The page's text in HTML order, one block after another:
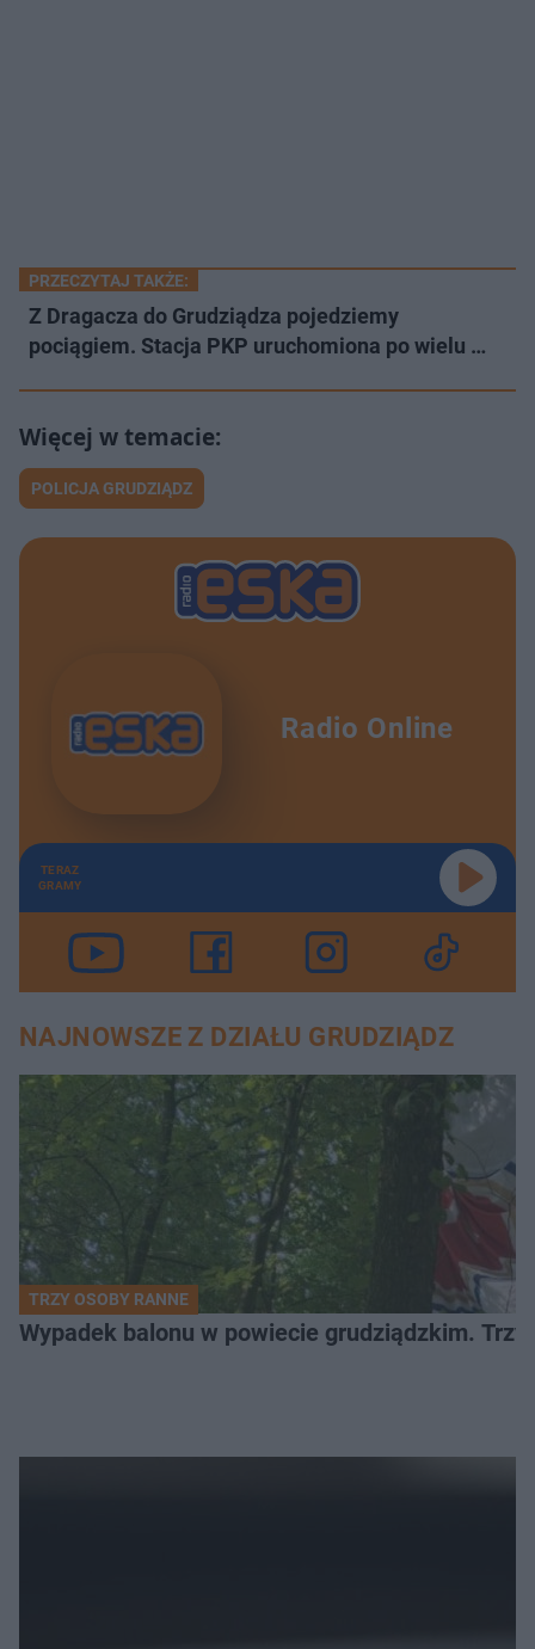
PRZECZYTAJ TAKŻE:
Z Dragacza do Grudziądza pojedziemy
pociągiem. Stacja PKP uruchomiona po wielu …
POLICJA GRUDZIĄDZ
Radio Online
TERAZ
GRAMY
NAJNOWSZE Z DZIAŁU GRUDZIĄDZ
TRZY OSOBY RANNE
Wypadek balonu w powiecie grudziądzkim.